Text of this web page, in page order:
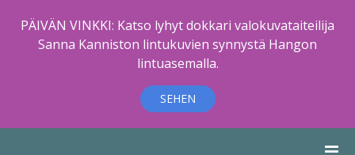
PÄIVÄN VINKKI: Katso lyhyt dokkari valokuvataiteilija
Sanna Kanniston lintukuvien synnystä Hangon
lintuasemalla.
SEHEN